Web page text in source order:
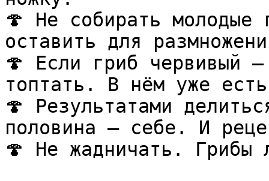
🍄 Не собирать молодые
оставить для
🍄 Если гриб червивый
топтать. В нём уже
🍄 Результатами
половина — себе. И
🍄 Не жадничать. Грибы